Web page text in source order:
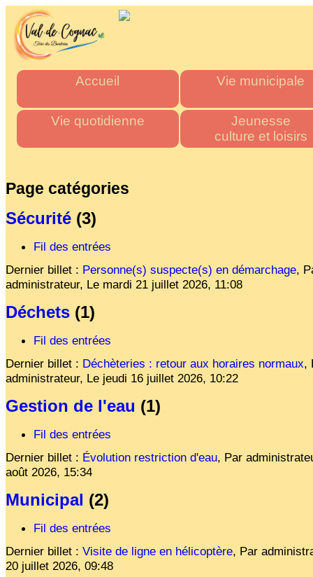
Accueil
Mairie
Vie municipale
Horaires des mairies
Charte commune
Vie quotidienne
Commerces de proximité
Artisans
Transports
Tous les numéros
Jeunesse
culture et loisirs
"La P'tite Pomme"
Médiathèque
Page catégories
Sécurité (3)
Fil des entrées
Dernier billet : Personne(s) suspecte(s) en démarchage,
administrateur, Le mardi 21 juillet 2026, 11:08
Déchets (1)
Fil des entrées
Dernier billet : Déchèteries : retour aux horaires normaux,
administrateur, Le jeudi 16 juillet 2026, 10:22
Gestion de l'eau (1)
Fil des entrées
Dernier billet : Évolution restriction d'eau, Par
août 2026, 15:34
Municipal (2)
Fil des entrées
Dernier billet : Visite de ligne en hélicoptère, Par
20 juillet 2026, 09:48